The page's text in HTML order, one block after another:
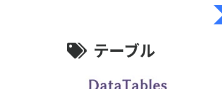
テーブル